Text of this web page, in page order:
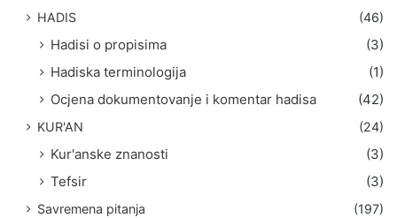
HADIS (46)
Hadisi o propisima
(3)
Hadiska terminologija
(1)
Ocjena dokumentovanje i komentar hadisa
(42)
KUR'AN (24)
Kur'anske znanosti
(3)
Tefsir
(3)
Savremena pitanja
(197)